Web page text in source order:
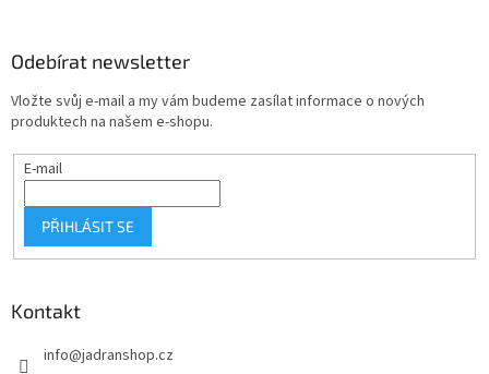
Odebírat newsletter
Vložte svůj e-mail a my vám budeme zasílat informace o nových
produktech na našem e-shopu.
E-mail
PŘIHLÁSIT SE
Kontakt
info@jadranshop.cz